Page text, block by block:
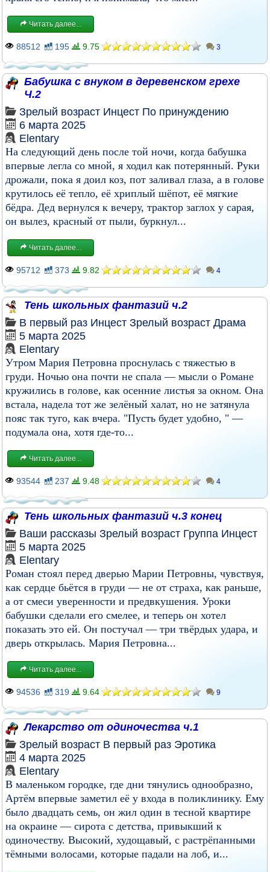
Читать далее...
88512 195 9.75 3
Бабушка с внуком в деревенском грехе
Ч.2
Зрелый возраст Инцест По принуждению
6 марта 2025
Elentary
На следующий день после той ночи, когда бабушка
впервые легла со мной, я ходил как потерянный. Руки
дрожали, пока я доил коз, пот заливал глаза, а в голове
крутилось её тепло, её хриплый шёпот, её мягкие
бёдра. Дед вернулся к вечеру, трактор заглох у сарая,
он вылез, красный от пыли, буркнул...
Читать далее...
95712 373 9.82 4
Тень школьных фантазий ч.2
В первый раз Инцест Зрелый возраст Драма
5 марта 2025
Elentary
Утром Мария Петровна проснулась с тяжестью в
груди. Ночью она почти не спала — мысли о Романе
кружились в голове, как осенние листья за окном. Она
встала, надела тот же зелёный халат, но не затянула
пояс так туго, как вчера. "Пусть будет удобно, " —
подумала она, хотя где-то...
Читать далее...
93544 237 9.48 4
Тень школьных фантазий ч.3 конец
Ваши рассказы Зрелый возраст Группа Инцест
5 марта 2025
Elentary
Роман стоял перед дверью Марии Петровны, чувствуя,
как сердце бьётся в груди — не от страха, как раньше,
а от смеси уверенности и предвкушения. Уроки
бабушки сделали его смелее, и теперь он хотел
показать это ей. Он постучал — три твёрдых удара, и
дверь открылась. Мария Петровна...
Читать далее...
94536 319 9.64 9
Лекарство от одиночества ч.1
Зрелый возраст В первый раз Эротика
4 марта 2025
Elentary
В маленьком городке, где дни тянулись однообразно,
Артём впервые заметил её у входа в поликлинику. Ему
было двадцать семь, он жил один в тесной квартире
на окраине — сирота с детства, привыкший к
одиночеству. Высокий, худощавый, с растрёпанными
тёмными волосами, которые падали на лоб, и...